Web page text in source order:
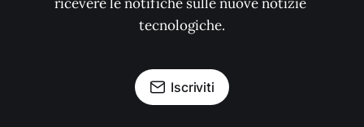
tecnologiche.
Iscriviti